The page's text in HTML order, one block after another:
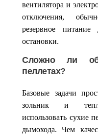
вентилятора и
отключения,
резервное
остановки.
Сложно ли
пеллетах?
Базовые задачи
зольник и
использовать сухие
дымохода. Чем